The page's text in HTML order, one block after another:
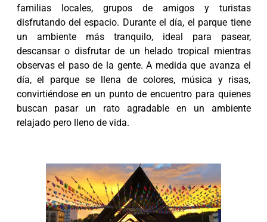
familias locales, grupos de amigos y turistas
disfrutando del espacio. Durante el día, el parque tiene
un ambiente más tranquilo, ideal para pasear,
descansar o disfrutar de un helado tropical mientras
observas el paso de la gente. A medida que avanza el
día, el parque se llena de colores, música y risas,
convirtiéndose en un punto de encuentro para quienes
buscan pasar un rato agradable en un ambiente
relajado pero lleno de vida.